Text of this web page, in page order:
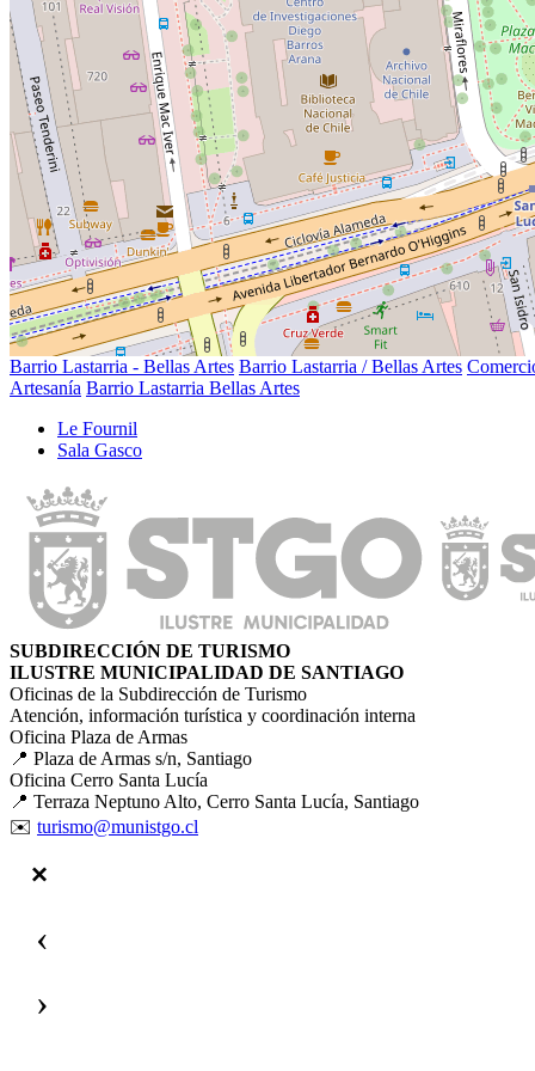
Barrio Lastarria - Bellas Artes Barrio Lastarria / Bellas Artes
Artesanía Barrio Lastarria Bellas Artes
Le Fournil
Sala Gasco
SUBDIRECCIÓN DE TURISMO
ILUSTRE MUNICIPALIDAD DE SANTIAGO
Oficinas de la Subdirección de Turismo
Atención, información turística y coordinación interna
Oficina Plaza de Armas
📍 Plaza de Armas s/n, Santiago
Oficina Cerro Santa Lucía
📍 Terraza Neptuno Alto, Cerro Santa Lucía, Santiago
✉️ turismo@munistgo.cl
‹
›